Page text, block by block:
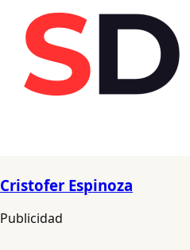
Cristofer Espinoza
Publicidad